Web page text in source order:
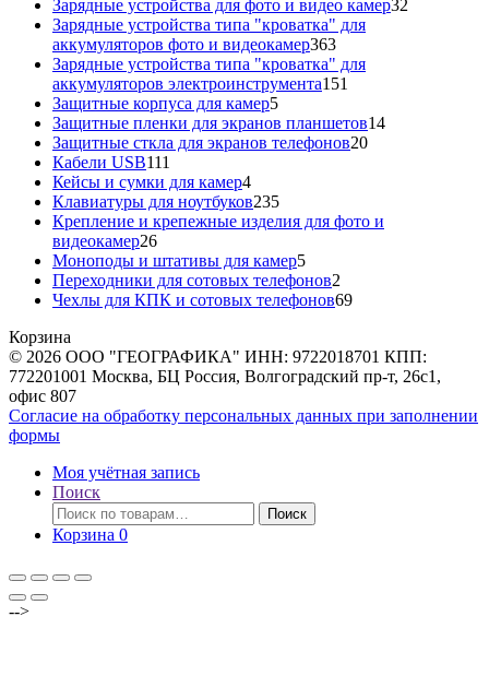
товаров
Зарядные устройства для фото и видео камер32
Зарядные устройства типа "кроватка" для
аккумуляторов фото и видеокамер363363
товара
Зарядные устройства типа "кроватка" для
аккумуляторов электроинструмента151
Защитные корпуса для камер55
товаров
Защитные пленки для экранов планшетов1414
Защитные сткла для экранов телефонов2020
Кабели USB111
товаров
Кейсы и сумки для камер44
товара
Клавиатуры для ноутбуков235235
товаров
Крепление и крепежные изделия для фото и
видеокамер2626
товаров
Моноподы и штативы для камер55
товаров
Переходники для сотовых телефонов2
товара
Чехлы для КПК и сотовых телефонов6969
Корзина
© 2026 ООО "ГЕОГРАФИКА" ИНН: 9722018701 КПП:
772201001 Москва, БЦ Россия, Волгоградский пр-т, 26с1,
офис 807
Согласие на обработку персональных данных при заполнении
формы
Моя учётная запись
Поиск
Искать:
Поиск
Корзина 0
-->